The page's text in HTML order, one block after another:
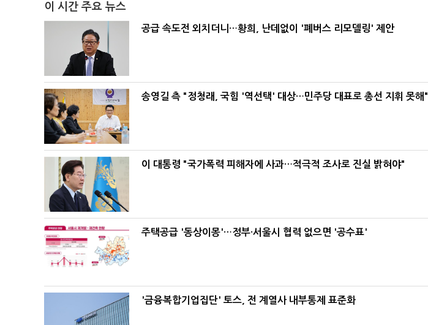
이 시간 주요 뉴스
공급 속도전 외치더니…황희, 난데없이 '폐버스 리모델링' 제안
송영길 측 "정청래, 국힘 '역선택' 대상…민주당 대표로 총선 지휘 못해"
이 대통령 "국가폭력 피해자에 사과…적극적 조사로 진실 밝혀야"
주택공급 '동상이몽'…정부·서울시 협력 없으면 '공수표'
'금융복합기업집단' 토스, 전 계열사 내부통제 표준화